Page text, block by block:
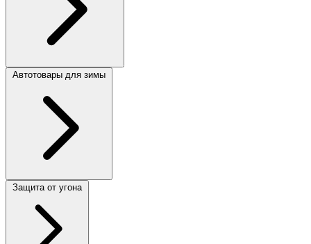
Автотовары для зимы
Защита от угона